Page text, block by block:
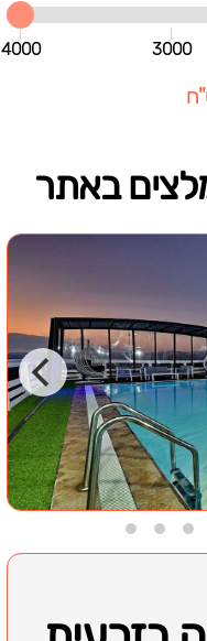
3000
4000
באתר